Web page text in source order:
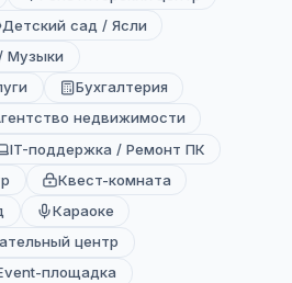
Детский сад / Ясли
Музыки
Бухгалтерия
недвижимости
IT-поддержка / Ремонт ПК
Квест-комната
Караоке
центр
площадка